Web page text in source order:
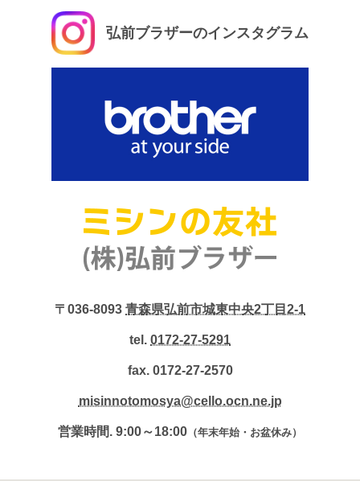
弘前ブラザーのインスタグラム
〒036-8093 青森県弘前市城東中央2丁目2-1
tel. 0172-27-5291
fax. 0172-27-2570
misinnotomosya@cello.ocn.ne.jp
営業時間. 9:00～18:00 （年末年始・お盆休み）